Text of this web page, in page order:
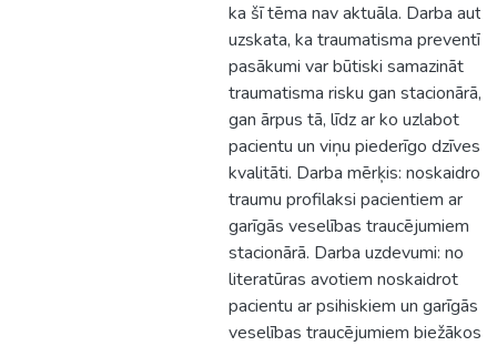
ka šī tēma nav aktuāla. Darba
uzskata, ka traumatisma
pasākumi var būtiski samazināt
traumatisma risku gan stacionārā,
gan ārpus tā, līdz ar ko uzlabot
pacientu un viņu piederīgo dzīves
kvalitāti. Darba mērķis: noskaidrot
traumu profilaksi pacientiem ar
garīgās veselības traucējumiem
stacionārā. Darba uzdevumi: no
literatūras avotiem noskaidrot
pacientu ar psihiskiem un garīgās
veselības traucējumiem biežākos